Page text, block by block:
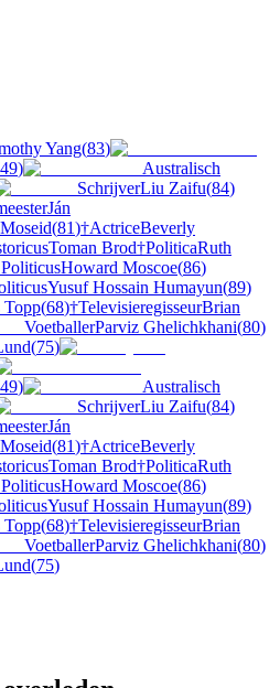
Yang(83)
49)
Australisch
SchrijverLiu Zaifu(84)
Ján
(81)†ActriceBeverly
Toman Brod†PoliticaRuth
PoliticusHoward Moscoe(86)
Yusuf Hossain Humayun(89)
Topp(68)†TelevisieregisseurBrian
VoetballerParviz Ghelichkhani(80)
(75)
49)
Australisch
SchrijverLiu Zaifu(84)
Ján
(81)†ActriceBeverly
Toman Brod†PoliticaRuth
PoliticusHoward Moscoe(86)
Yusuf Hossain Humayun(89)
Topp(68)†TelevisieregisseurBrian
VoetballerParviz Ghelichkhani(80)
(75)